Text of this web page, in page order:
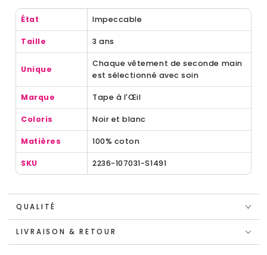
État Impeccable
Taille 3 ans
Unique
Chaque vêtement de seconde main
est sélectionné avec soin
Marque Tape à l'Œil
Coloris Noir et blanc
Matières 100% coton
SKU 2236-107031-S1491
QUALITÉ
LIVRAISON & RETOUR